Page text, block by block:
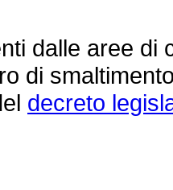
dalle aree di
di
decreto